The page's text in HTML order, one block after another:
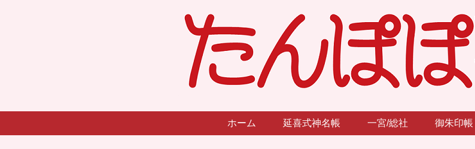
ホーム 延喜式神名帳 一宮/総社 御朱印帳